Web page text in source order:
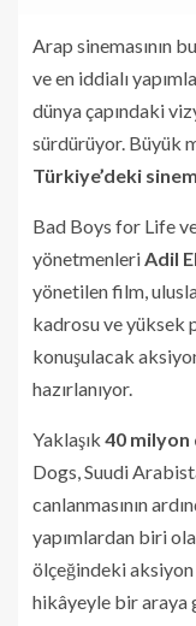
Arap sinemasının
ve en iddialı
dünya çapındaki
sürdürüyor. Büyük
Türkiye’deki
Bad Boys for Life
yönetmenleri Adil
yönetilen film,
kadrosu ve yüksek
konuşulacak
hazırlanıyor.
Yaklaşık 40 milyon
Dogs, Suudi
canlanmasının
yapımlardan biri
ölçeğindeki aksiyon
hikâyeyle bir araya